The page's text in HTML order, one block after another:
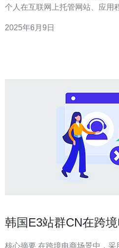
个人在互联网上托管网站、应用
定的性能和快速的速度而闻名。
2025年6月9日
韩国E3站群CN在跨
核心摘要 在跨境电商场景中，采用韩国E3站群配合CN线